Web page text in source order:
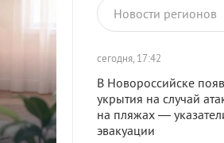
Новости регионов
сегодня, 17:42
В Новороссийске
укрытия на случай
на пляжах —
эвакуации